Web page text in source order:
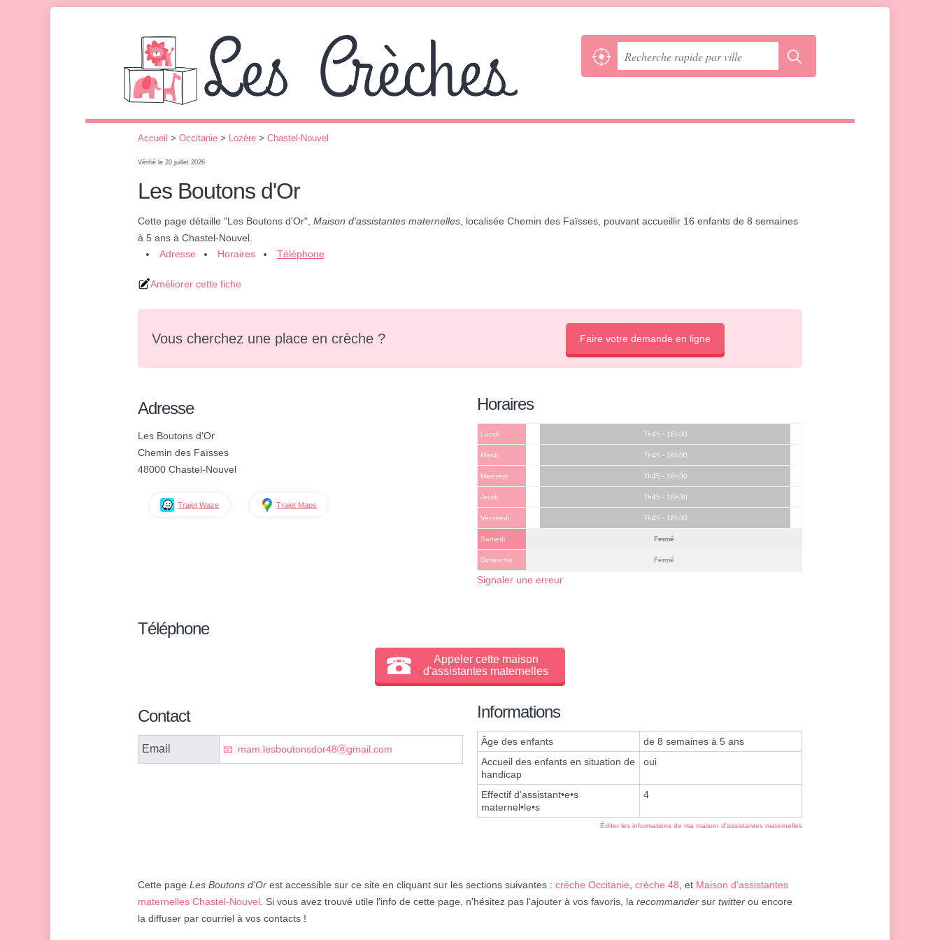
Accueil > Occitanie > Lozère > Chastel-Nouvel
Vérifié le 20 juillet 2026
Les Boutons d'Or
Cette page détaille "Les Boutons d'Or", Maison d'assistantes maternelles , localisée Chemin des Faïsses, pouvant accueillir 16 enfants de 8 semaines
à 5 ans à Chastel-Nouvel.
Adresse
Horaires Téléphone
Améliorer cette fiche
Vous cherchez une place en crèche ? Faire votre demande en ligne
Adresse
Les Boutons d'Or
Chemin des Faïsses
48000 Chastel-Nouvel
Trajet Waze Trajet Maps
Horaires
Lundi 7h45 - 18h30
Mardi 7h45 - 18h30
Mercredi 7h45 - 18h30
Jeudi 7h45 - 18h30
Vendredi 7h45 - 18h30
Samedi Fermé
Dimanche Fermé
Signaler une erreur
Téléphone
Appeler cette maison
d'assistantes maternelles
Contact
Email mam.lesboutonsdor48ⓐgmail.com
Informations
Âge des enfants
de 8 semaines à 5 ans
Accueil des enfants en situation de
handicap
oui
Effectif d'assistant•e•s
maternel•le•s
4
Éditer les informations de ma maison d'assistantes maternelles
Cette page Les Boutons d'Or est accessible sur ce site en cliquant sur les sections suivantes : crèche Occitanie crèche 48 , et Maison d'assistantes
maternelles Chastel-Nouvel . Si vous avez trouvé utile l'info de cette page, n'hésitez pas l'ajouter à vos favoris, la recommander sur twitter ou encore
la diffuser par courriel à vos contacts !